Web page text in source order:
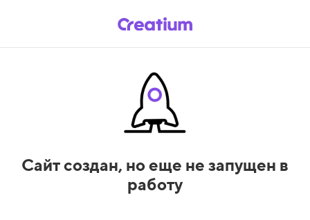
Сайт создан, но еще не запущен в
работу